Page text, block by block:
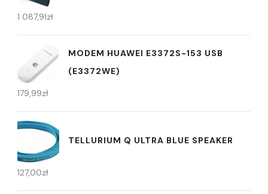
1 087,91zł
MODEM HUAWEI E3372S-153 USB
(E3372WE)
179,99zł
TELLURIUM Q ULTRA BLUE SPEAKER
127,00zł